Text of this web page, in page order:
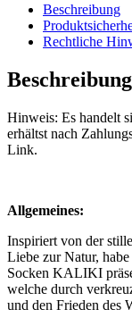
Beschreibung
Rechtliche
Beschreibung
Hinweis: Es handelt
erhältst nach
Link.
Allgemeines:
Inspiriert von der
Liebe zur Natur,
Socken KALIKI
welche durch
und den Frieden des